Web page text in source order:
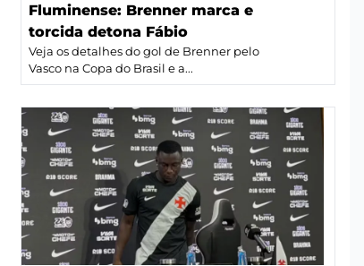
Fluminense: Brenner marca e
torcida detona Fábio
Veja os detalhes do gol de Brenner pelo
Vasco na Copa do Brasil e a...